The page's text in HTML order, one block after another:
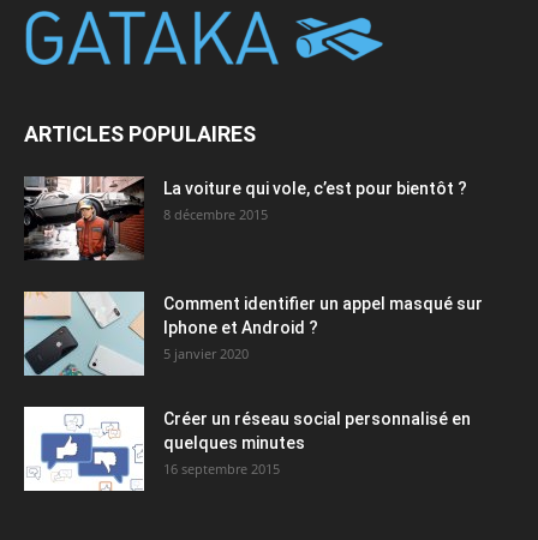
ARTICLES POPULAIRES
La voiture qui vole, c’est pour bientôt ?
8 décembre 2015
Comment identifier un appel masqué sur
Iphone et Android ?
5 janvier 2020
Créer un réseau social personnalisé en
quelques minutes
16 septembre 2015